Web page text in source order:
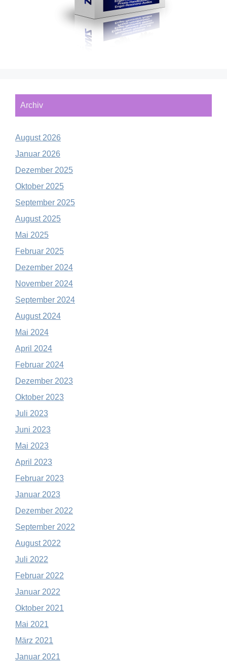
Archiv
August 2026
Januar 2026
Dezember 2025
Oktober 2025
September 2025
August 2025
Mai 2025
Februar 2025
Dezember 2024
November 2024
September 2024
August 2024
Mai 2024
April 2024
Februar 2024
Dezember 2023
Oktober 2023
Juli 2023
Juni 2023
Mai 2023
April 2023
Februar 2023
Januar 2023
Dezember 2022
September 2022
August 2022
Juli 2022
Februar 2022
Januar 2022
Oktober 2021
Mai 2021
März 2021
Januar 2021